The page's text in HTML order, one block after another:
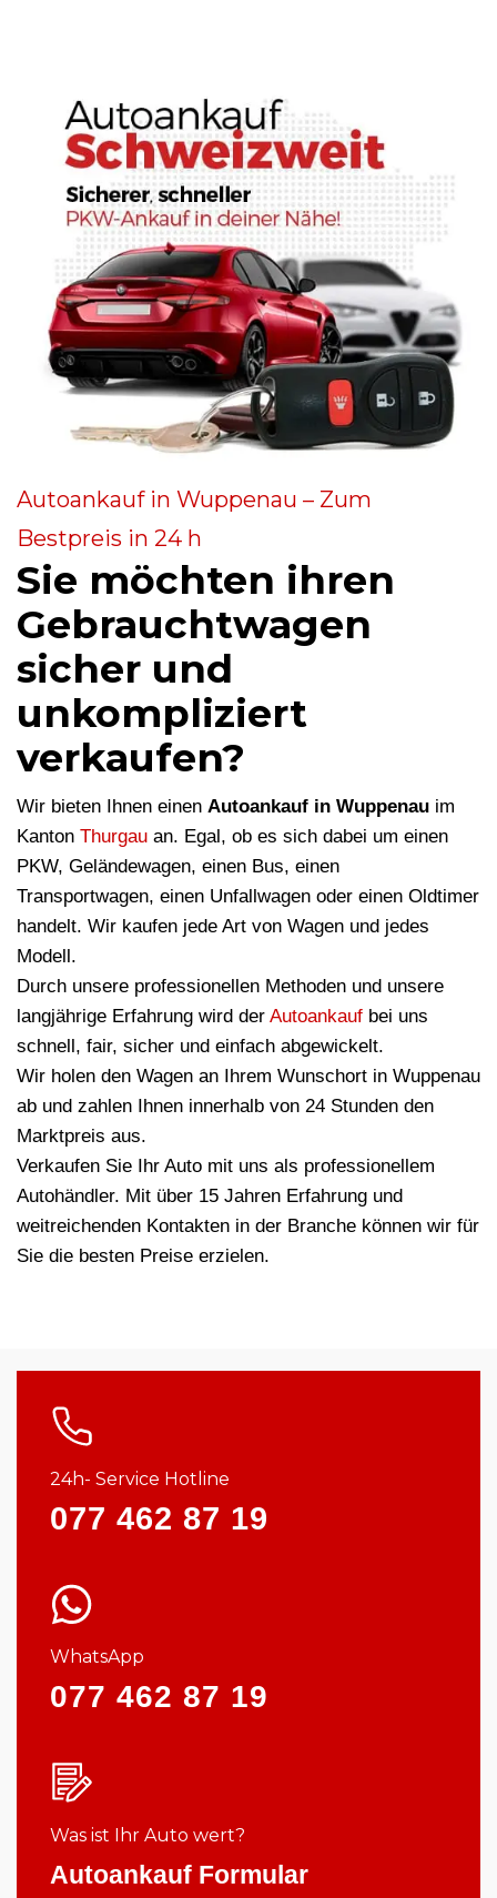
Autoankauf in Wuppenau – Zum
Bestpreis in 24 h
Sie möchten ihren
Gebrauchtwagen
sicher und
unkompliziert
verkaufen?
Wir bieten Ihnen einen Autoankauf in Wuppenau im
Kanton Thurgau an. Egal, ob es sich dabei um einen
PKW, Geländewagen, einen Bus, einen
Transportwagen, einen Unfallwagen oder einen Oldtimer
handelt. Wir kaufen jede Art von Wagen und jedes
Modell.
Durch unsere professionellen Methoden und unsere
langjährige Erfahrung wird der Autoankauf bei uns
schnell, fair, sicher und einfach abgewickelt.
Wir holen den Wagen an Ihrem Wunschort in Wuppenau
ab und zahlen Ihnen innerhalb von 24 Stunden den
Marktpreis aus.
Verkaufen Sie Ihr Auto mit uns als professionellem
Autohändler. Mit über 15 Jahren Erfahrung und
weitreichenden Kontakten in der Branche können wir für
Sie die besten Preise erzielen.
24h- Service Hotline
077 462 87 19
WhatsApp
077 462 87 19
Was ist Ihr Auto wert?
Autoankauf Formular